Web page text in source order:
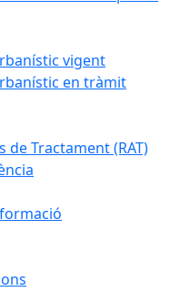
vigent
en tràmit
de Tractament (RAT)